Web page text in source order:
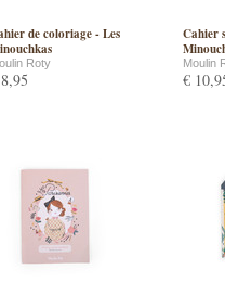
de coloriage - Les
Roty
Cahier
Moulin
€